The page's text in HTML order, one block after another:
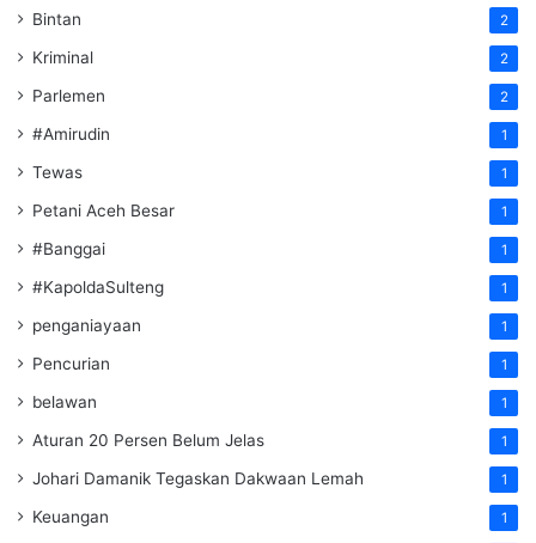
Bintan 2
Kriminal 2
Parlemen 2
#Amirudin 1
Tewas 1
Petani Aceh Besar 1
#Banggai 1
#KapoldaSulteng 1
penganiayaan 1
Pencurian 1
belawan 1
Aturan 20 Persen Belum Jelas 1
Johari Damanik Tegaskan Dakwaan Lemah 1
Keuangan 1